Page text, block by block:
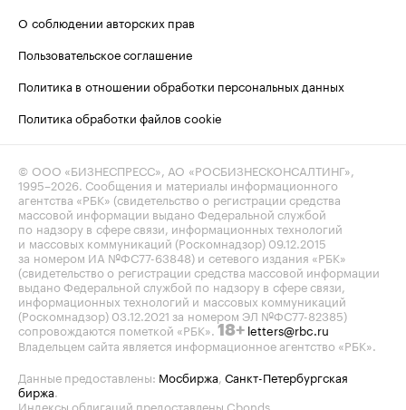
О соблюдении авторских прав
Пользовательское соглашение
Политика в отношении обработки персональных данных
Политика обработки файлов cookie
© ООО «БИЗНЕСПРЕСС», АО «РОСБИЗНЕСКОНСАЛТИНГ»,
1995–2026 . Сообщения и материалы информационного
агентства «РБК» (свидетельство о регистрации средства
массовой информации выдано Федеральной службой
по надзору в сфере связи, информационных технологий
и массовых коммуникаций (Роскомнадзор) 09.12.2015
за номером ИА №ФС77-63848) и сетевого издания «РБК»
(свидетельство о регистрации средства массовой информации
выдано Федеральной службой по надзору в сфере связи,
информационных технологий и массовых коммуникаций
(Роскомнадзор) 03.12.2021 за номером ЭЛ №ФС77-82385)
сопровождаются пометкой «РБК». 18+ letters@rbc.ru
Владельцем сайта является информационное агентство «РБК».
Данные предоставлены: Мосбиржа Санкт-Петербургская
биржа
Индексы облигаций предоставлены Cbonds.